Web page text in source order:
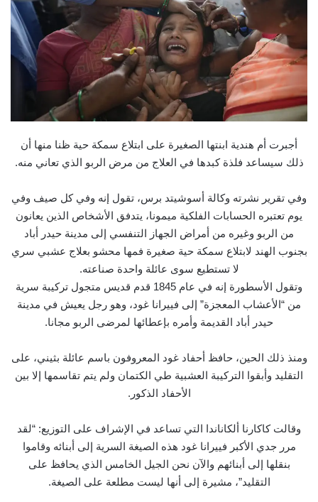
أجبرت أم هندية ابنتها الصغيرة على ابتلاع سمكة حية ظنا منها أن
ذلك سيساعد فلذة كبدها في العلاج من مرض الربو الذي تعاني منه.
وفي تقرير نشرته وكالة أسوشيتد برس، تقول إنه وفي كل صيف وفي
يوم تعتبره الحسابات الفلكية ميمونا، يتدفق الأشخاص الذين يعانون
من الربو وغيره من أمراض الجهاز التنفسي إلى مدينة حيدر أباد
بجنوب الهند لابتلاع سمكة حية صغيرة فمها محشو بعلاج عشبي سري
لا تستطيع سوى عائلة واحدة صناعته.
وتقول الأسطورة إنه في عام 1845 قدم قديس متجول تركيبة سرية
من “الأعشاب المعجزة” إلى فييرانا غود، وهو رجل يعيش في مدينة
حيدر أباد القديمة وأمره بإعطائها لمرضى الربو مجانا.
ومنذ ذلك الحين، حافظ أحفاد غود المعروفون باسم عائلة بثيني، على
التقليد وأبقوا التركيبة العشبية طي الكتمان ولم يتم تقاسمها إلا بين
الأحفاد الذكور.
وقالت كاكارنا ألكاناندا التي تساعد في الإشراف على التوزيع: “لقد
مرر جدي الأكبر فييرانا غود هذه الصيغة السرية إلى أبنائه وقاموا
بنقلها إلى أبنائهم والآن نحن الجيل الخامس الذي يحافظ على
التقليد”، مشيرة إلى أنها ليست مطلعة على الصيغة.